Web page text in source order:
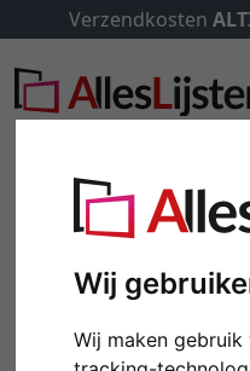
Wij
Wij maken
Verzendkosten